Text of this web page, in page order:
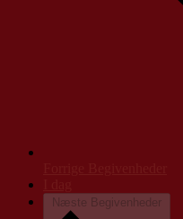
Næste Begivenheder